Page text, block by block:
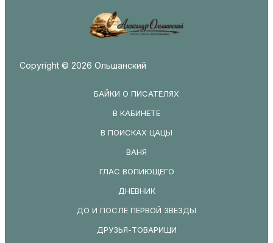
Copyright © 2026 Ольшанский
БАЙКИ О ПИСАТЕЛЯХ
В КАБИНЕТЕ
В ПОИСКАХ ЦАЦЫ
ВАНЯ
ГЛАС ВОПИЮЩЕГО
ДНЕВНИК
ДО И ПОСЛЕ ПЕРВОЙ ЗВЕЗДЫ
ДРУЗЬЯ-ТОВАРИЩИ